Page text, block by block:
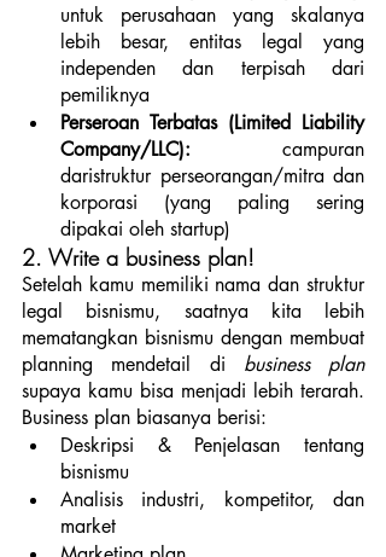
untuk perusahaan yang skalanya
lebih besar, entitas legal yang
independen dan terpisah dari
pemiliknya
Perseroan Terbatas (Limited Liability
Company/LLC): campuran
daristruktur perseorangan/mitra dan
korporasi (yang paling sering
dipakai oleh startup)
2. Write a business plan!
Setelah kamu memiliki nama dan struktur
legal bisnismu, saatnya kita lebih
mematangkan bisnismu dengan membuat
planning mendetail di
business plan
supaya kamu bisa menjadi lebih terarah.
Business plan biasanya berisi:
Deskripsi & Penjelasan tentang
bisnismu
Analisis industri, kompetitor, dan
market